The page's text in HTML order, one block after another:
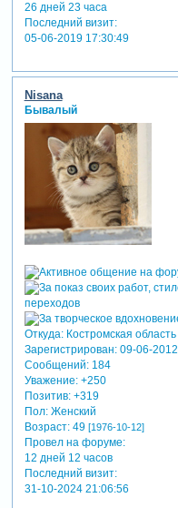
26 дней 23 часа
Последний визит:
05-06-2019 17:30:49
Nisana
Бывалый
Откуда:Костромская область
Зарегистрирован: 09-06-2012
Сообщений:184
Уважение: +250
Позитив: +319
Пол:Женский
Возраст:49 [1976-10-12]
Провел на форуме:
12 дней 12 часов
Последний визит:
31-10-2024 21:06:56